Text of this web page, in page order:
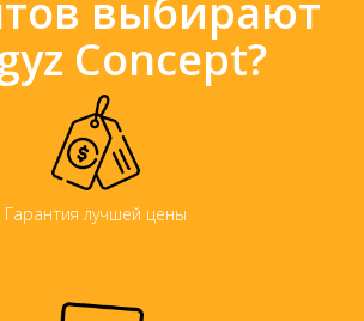
выбирают
Concept?
Гарантия лучшей цены